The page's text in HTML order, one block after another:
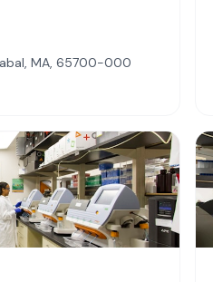
MA, 65700-000